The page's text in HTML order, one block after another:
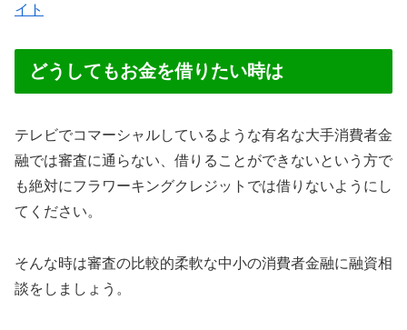
イト
どうしてもお金を借りたい時は
テレビでコマーシャルしているような有名な大手消費者金
融では審査に通らない、借りることができないという方で
も絶対にフラワーキングクレジットでは借りないようにし
てください。
そんな時は審査の比較的柔軟な中小の消費者金融に融資相
談をしましょう。